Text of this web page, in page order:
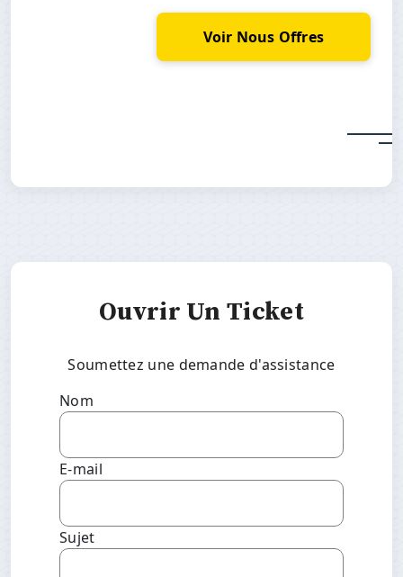
Voir Nous Offres
Ouvrir Un Ticket
Soumettez une demande d'assistance
Nom
E-mail
Sujet